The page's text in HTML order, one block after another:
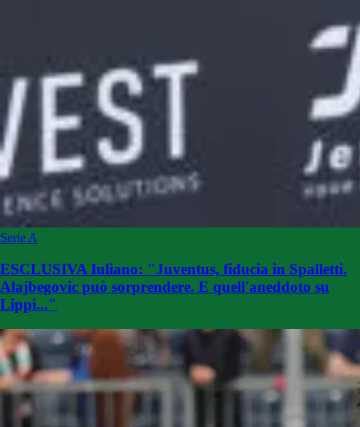
Serie A
ESCLUSIVA Iuliano: "Juventus, fiducia in Spalletti.
Alajbegovic può sorprendere. E quell'aneddoto su
Lippi..."